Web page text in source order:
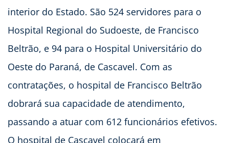
interior do Estado. São 524 servidores para o
Hospital Regional do Sudoeste, de Francisco
Beltrão, e 94 para o Hospital Universitário do
Oeste do Paraná, de Cascavel. Com as
contratações, o hospital de Francisco Beltrão
dobrará sua capacidade de atendimento,
passando a atuar com 612 funcionários efetivos.
O hospital de Cascavel colocará em